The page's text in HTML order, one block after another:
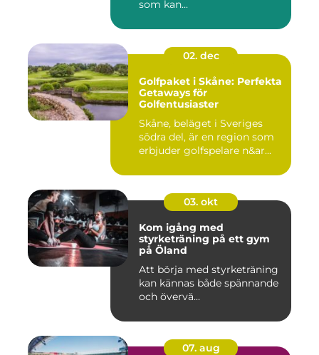
som kan...
02. dec
Golfpaket i Skåne: Perfekta
Getaways för
Golfentusiaster
Skåne, beläget i Sveriges
södra del, är en region som
erbjuder golfspelare n&ar...
03. okt
Kom igång med
styrketräning på ett gym
på Öland
Att börja med styrketräning
kan kännas både spännande
och övervä...
07. aug